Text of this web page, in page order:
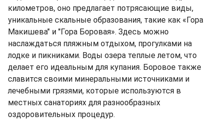
километров, оно предлагает потрясающие виды,
уникальные скальные образования, такие как «Гора
Макишева" и "Гора Боровая». Здесь можно
наслаждаться пляжным отдыхом, прогулками на
лодке и пикниками. Воды озера теплые летом, что
делает его идеальным для купания. Боровое также
славится своими минеральными источниками и
лечебными грязями, которые используются в
местных санаториях для разнообразных
оздоровительных процедур.